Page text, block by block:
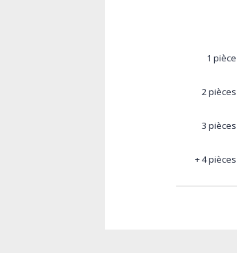
1 pièce
2 pièces
3 pièces
+ 4 pièces